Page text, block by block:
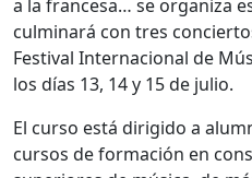
a la francesa… se organiza
culminará con tres
Festival Internacional de
los días 13, 14 y 15 de julio.
El curso está dirigido a
cursos de formación en